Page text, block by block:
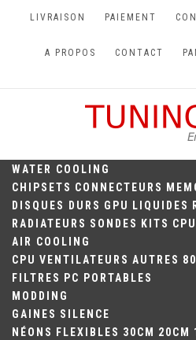
LIVRAISON PAIEMENT
A PROPOS CONTACT
TUNING-
WATER COOLING
CHIPSETS CONNECTEURS
DISQUES DURS GPU LIQUIDES
RADIATEURS SONDES KITS CPU
AIR COOLING
CPU VENTILATEURS AUTRES
FILTRES
PC PORTABLES
MODDING
GAINES SILENCE
NÉONS
FLEXIBLES 30CM 20CM